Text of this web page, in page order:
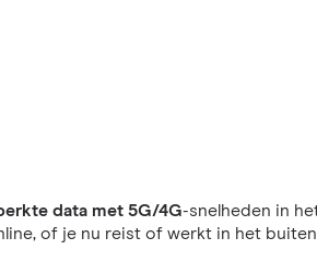
data met 5G/4G-snelheden in
of je nu reist of werkt in het